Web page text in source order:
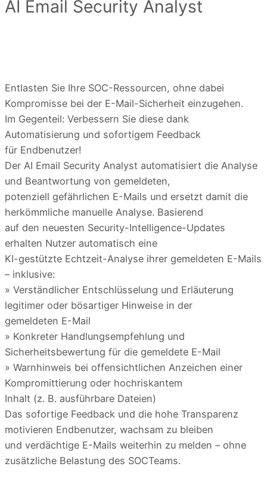
AI Email Security Analyst
Entlasten Sie Ihre SOC-Ressourcen, ohne dabei
Kompromisse bei der E-Mail-Sicherheit einzugehen.
Im Gegenteil: Verbessern Sie diese dank
Automatisierung und sofortigem Feedback
für Endbenutzer!
Der AI Email Security Analyst automatisiert die Analyse
und Beantwortung von gemeldeten,
potenziell gefährlichen E-Mails und ersetzt damit die
herkömmliche manuelle Analyse. Basierend
auf den neuesten Security-Intelligence-Updates
erhalten Nutzer automatisch eine
KI-gestützte Echtzeit-Analyse ihrer gemeldeten E-Mails
– inklusive:
» Verständlicher Entschlüsselung und Erläuterung
legitimer oder bösartiger Hinweise in der
gemeldeten E-Mail
» Konkreter Handlungsempfehlung und
Sicherheitsbewertung für die gemeldete E-Mail
» Warnhinweis bei offensichtlichen Anzeichen einer
Kompromittierung oder hochriskantem
Inhalt (z. B. ausführbare Dateien)
Das sofortige Feedback und die hohe Transparenz
motivieren Endbenutzer, wachsam zu bleiben
und verdächtige E-Mails weiterhin zu melden – ohne
zusätzliche Belastung des SOCTeams.